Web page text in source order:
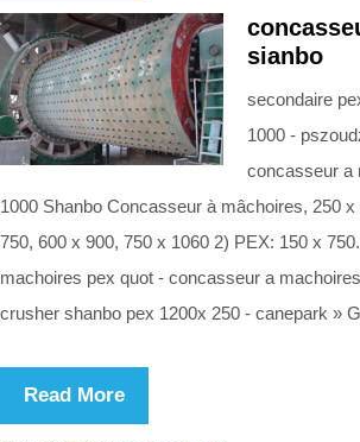
sianbo
secondaire
1000 -
concasseur a
1000 Shanbo Concasseur à mâchoires, 250
750, 600 x 900, 750 x 1060 2) PEX: 150 x
machoires pex quot - concasseur a
crusher shanbo pex 1200x 250 - canepark »
Read More